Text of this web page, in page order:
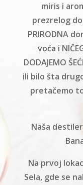
miris i
prezrelog
PRIRODNA
voća i
DODAJEMO
ili bilo šta
pretačemo
Naša
Na prvoj
Sela, gde se